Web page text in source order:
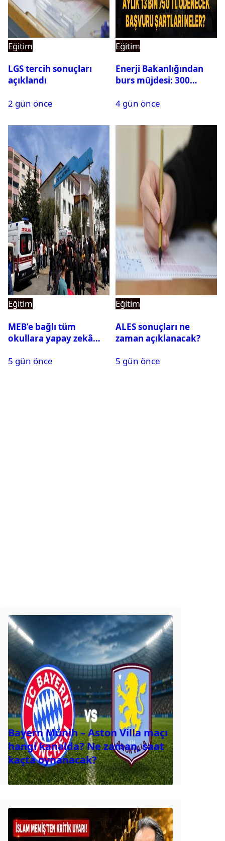
Eğitim
LGS tercih sonuçları
açıklandı
2 gün önce
Eğitim
Enerji Bakanlığından
burs müjdesi: 300
500’e çıkarıldı
4 gün önce
Eğitim
MEB’e bağlı tüm
okullara yapay zekâ
sistemi geliyor
5 gün önce
Eğitim
ALES sonuçları ne
zaman açıklanacak?
5 gün önce
Bayern Münih – Aston Villa maçı
hangi kanalda? Ne zaman, saat
kaçta oynanacak?